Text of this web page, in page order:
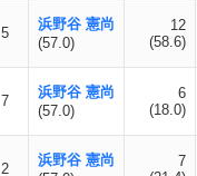
5
浜野谷 憲尚
(57.0)
12
(58.6)
7
浜野谷 憲尚
(57.0)
6
(18.0)
2
浜野谷 憲尚
7